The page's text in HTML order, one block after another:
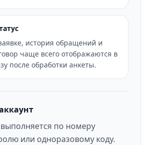
история обращений и
чаще всего отображаются в
после обработки анкеты.
по номеру
или одноразовому коду.